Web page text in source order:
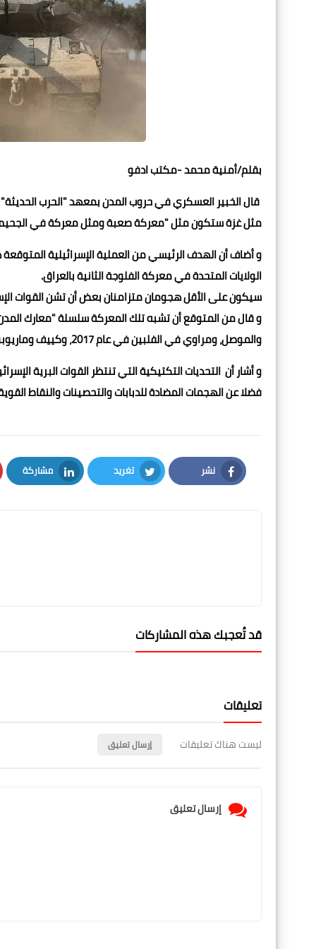
بقلم/أمنية محمد -مكتب ادفو
قال الخبير العسكري في حروب المدن بمعهد "الحرب
مثل غزة ستكون مثل "معركة صعبة ومثل معركة في
و أضاف أن الهدف الرئيسي من العملية الإسرائيلية
الولايات المتحدة في معركة الفلوجة الثانية بالعراق.
سيكون على الأقل هجومان متزامنان بعض أن تشن القوات
والموصل، ومراوي في الفلبين في عام 2017، وكييف وماريوبول الأوكرانيتين عام 2022.
و أشار أن التحديات التكتيكية التي تنتظر القوات البرية
فضلا عن الهجمات المضادة للدبابات والتحصينات والنقاط
نشر
Facebook
تغريد
Twitter
مشاركة
LinkedIn
قد تُعجبك هذه المشاركات
تعليقات
ليست هناك تعليقات إرسال تعليق
إرسال تعليق